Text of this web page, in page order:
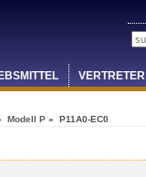
VERTRETER
Modell P » P11A0-EC0